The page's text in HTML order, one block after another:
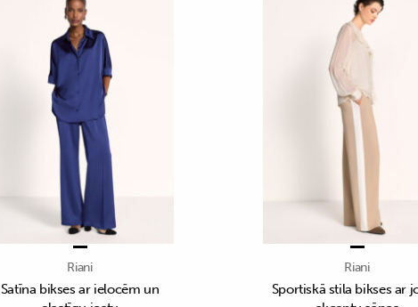
Riani
Satīna bikses ar ielocēm un
Riani
Sportiskā stila bikses ar